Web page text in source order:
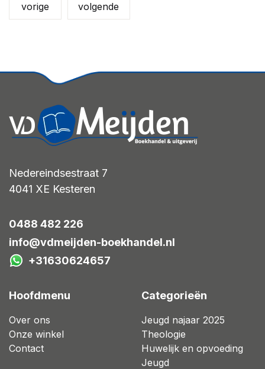
vorige volgende
Nedereindsestraat 7
4041 XE Kesteren
0488 482 226
info@vdmeijden-boekhandel.nl
+31630624657
Hoofdmenu
Over ons
Onze winkel
Contact
Categorieën
Jeugd najaar 2025
Theologie
Huwelijk en opvoeding
Jeugd